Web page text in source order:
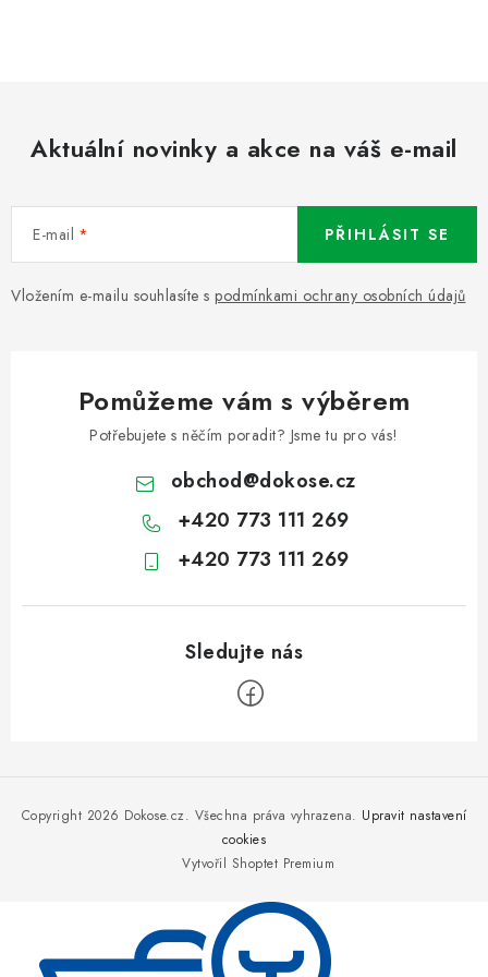
Aktuální novinky a akce na váš e-mail
E-mail
Vložením e-mailu souhlasíte s podmínkami ochrany osobních údajů
PŘIHLÁSIT SE
Pomůžeme vám s výběrem
Potřebujete s něčím poradit? Jsme tu pro vás!
obchod@dokose.cz
+420 773 111 269
+420 773 111 269
Vytvořil Shoptet Premium
Copyright 2026 Dokose.cz. Všechna práva vyhrazena. Upravit nastavení
cookies